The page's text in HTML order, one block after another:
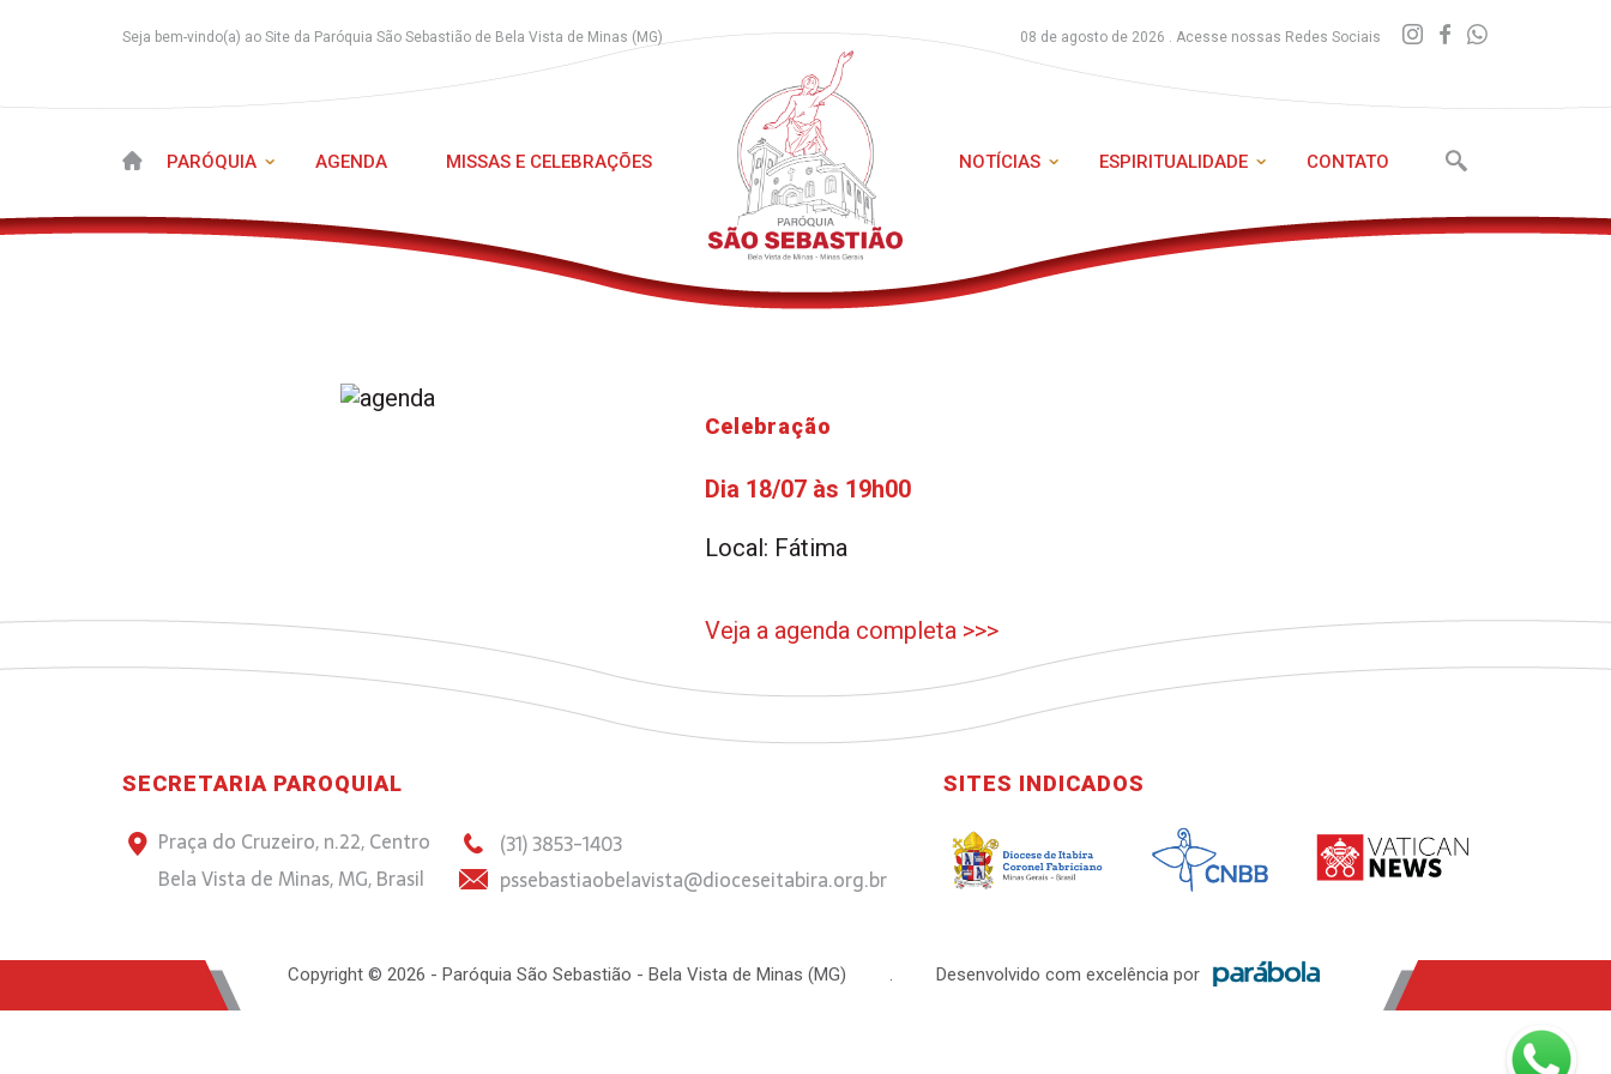
Seja bem-vindo(a) ao Site da Paróquia São Sebastião de Bela Vista de Minas (MG) 08 de agosto de 2026 . Acesse nossas Redes Sociais
PARÓQUIA AGENDA MISSAS E CELEBRAÇÕES NOTÍCIAS ESPIRITUALIDADE CONTATO
Celebração
Dia 18/07 às 19h00
Local: Fátima
Veja a agenda completa >>>
SECRETARIA PAROQUIAL
Praça do Cruzeiro, n.22, Centro
Bela Vista de Minas, MG, Brasil
(31) 3853-1403
pssebastiaobelavista@dioceseitabira.org.br
SITES INDICADOS
Copyright © 2026 - Paróquia São Sebastião - Bela Vista de Minas (MG) . Desenvolvido com excelência por